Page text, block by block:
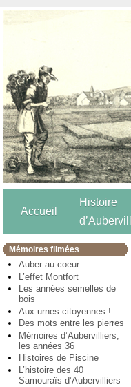
Accueil
Histoire
Mémoires filmées
Auber au coeur
L’effet Montfort
Les années semelles de
bois
Aux urnes citoyennes !
Des mots entre les pierres
Mémoires d’Aubervilliers,
les années 36
Histoires de Piscine
L’histoire des 40
Samouraïs d’Aubervilliers